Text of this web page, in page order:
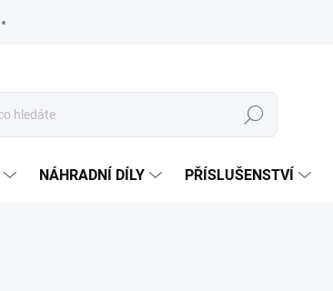
Hledat
NÁHRADNÍ DÍLY PŘÍSLUŠENSTVÍ